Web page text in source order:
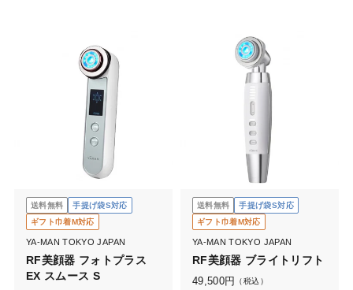
送料無料
手提げ袋S対応
ギフト巾着M対応
YA-MAN TOKYO JAPAN
RF美顔器 フォトプラス
EX スムース S
送料無料
手提げ袋S対応
ギフト巾着M対応
YA-MAN TOKYO JAPAN
RF美顔器 ブライトリフト
49,500円 （税込）